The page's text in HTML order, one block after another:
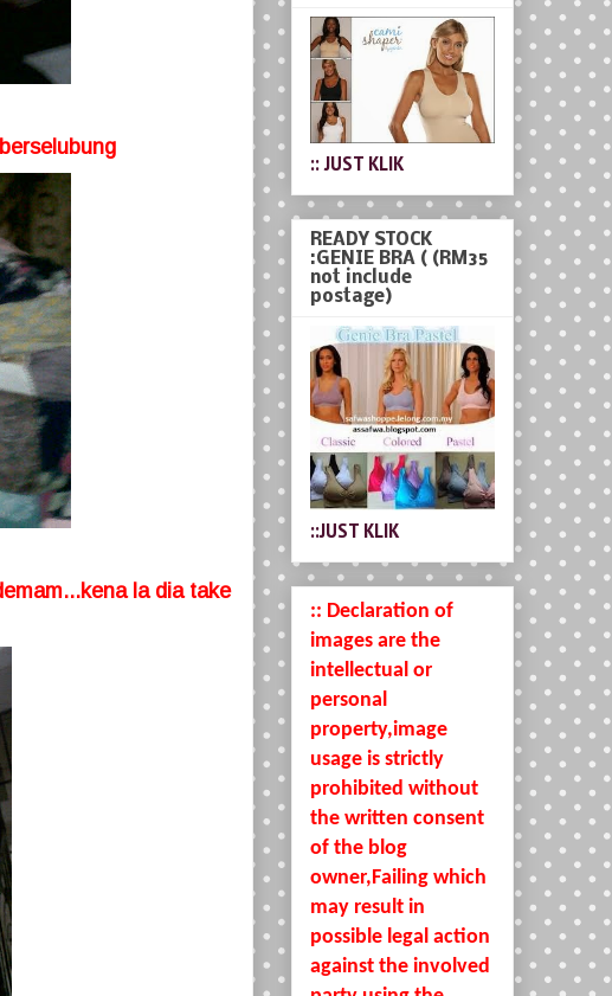
la dia take
:: JUST KLIK
READY STOCK
:GENIE BRA ( (RM35
not include
postage)
::JUST KLIK
:: Declaration of
images are the
intellectual or
personal
property,image
usage is strictly
prohibited without
the written consent
of the blog
owner,Failing which
may result in
possible legal action
against the involved